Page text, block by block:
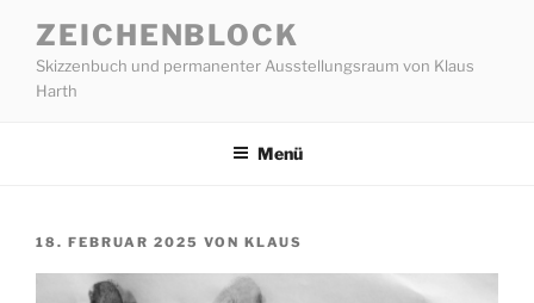
Inhalt
springen
ZEICHENBLOCK
Skizzenbuch und permanenter Ausstellungsraum von Klaus
Harth
Menü
VERÖFFENTLICHT
18. FEBRUAR 2025 VON KLAUS